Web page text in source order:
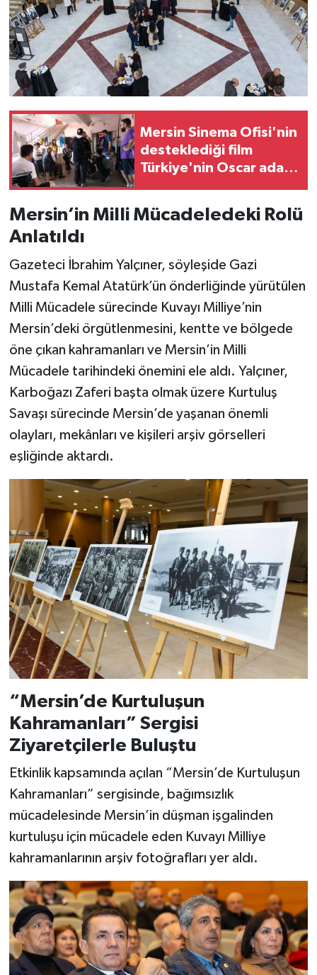
Mersin Sinema Ofisi'nin
desteklediği film
Türkiye'nin Oscar adayı
Mersin’in Milli Mücadeledeki Rolü
Anlatıldı
Gazeteci İbrahim Yalçıner, söyleşide Gazi
Mustafa Kemal Atatürk’ün önderliğinde yürütülen
Milli Mücadele sürecinde Kuvayı Milliye’nin
Mersin’deki örgütlenmesini, kentte ve bölgede
öne çıkan kahramanları ve Mersin’in Milli
Mücadele tarihindeki önemini ele aldı. Yalçıner,
Karboğazı Zaferi başta olmak üzere Kurtuluş
Savaşı sürecinde Mersin’de yaşanan önemli
olayları, mekânları ve kişileri arşiv görselleri
eşliğinde aktardı.
“Mersin’de Kurtuluşun
Kahramanları” Sergisi
Ziyaretçilerle Buluştu
Etkinlik kapsamında açılan “Mersin’de Kurtuluşun
Kahramanları” sergisinde, bağımsızlık
mücadelesinde Mersin’in düşman işgalinden
kurtuluşu için mücadele eden Kuvayı Milliye
kahramanlarının arşiv fotoğrafları yer aldı.